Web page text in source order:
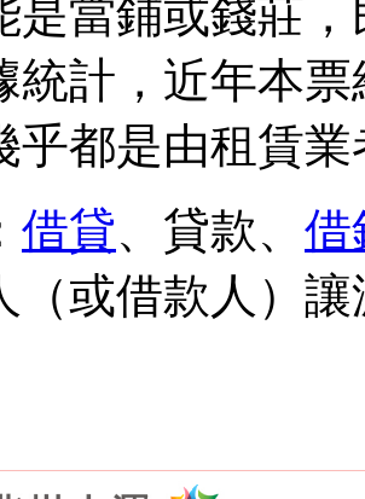
是當鋪或錢莊
統計，近年本
乎都是由租賃
借貸、貸款、 借
（或借款人）